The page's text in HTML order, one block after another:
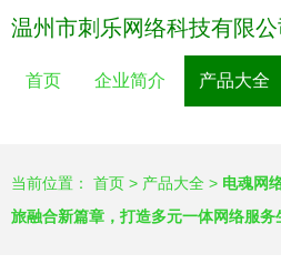
温州市刺乐网络科技有限公
首页 企业简介 产品大全
当前位置： 首页 > 产品大全 > 电魂网
旅融合新篇章，打造多元一体网络服务